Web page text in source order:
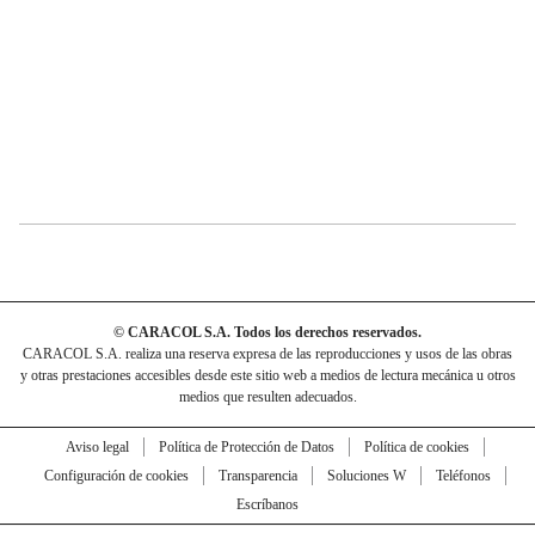
© CARACOL S.A. Todos los derechos reservados.
CARACOL S.A. realiza una reserva expresa de las reproducciones y usos de las obras
y otras prestaciones accesibles desde este sitio web a medios de lectura mecánica u otros
medios que resulten adecuados.
Aviso legal Política de Protección de Datos
Política de cookies
Configuración de cookies
Transparencia Soluciones W
Teléfonos
Escríbanos